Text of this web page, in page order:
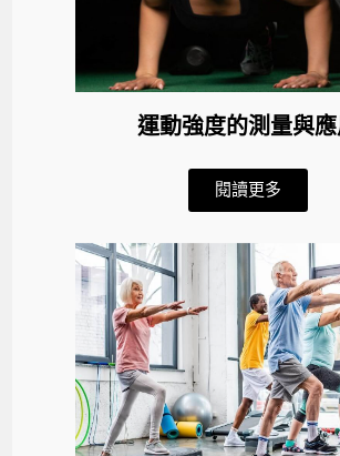
運動強度的測量與應
閱讀更多